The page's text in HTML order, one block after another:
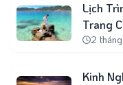
Lịch
Trang
2
Kinh